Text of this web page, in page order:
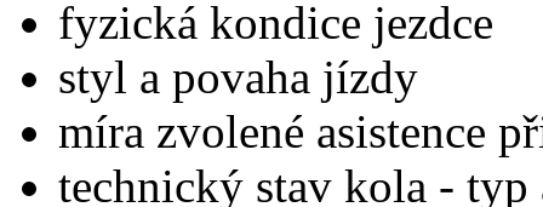
fyzická kondice jezdce
styl a povaha jízdy
míra zvolené asistence
technický stav kola - typ